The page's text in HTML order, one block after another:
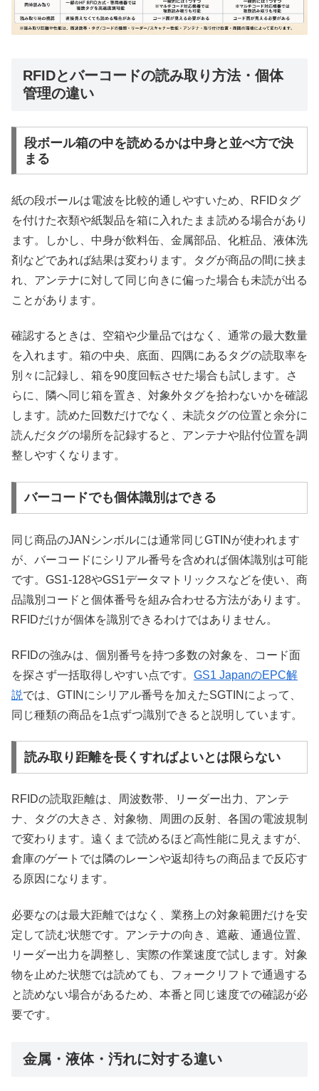
RFIDとバーコードの読み取り方法・個体
管理の違い
段ボール箱の中を読めるかは中身と並べ方で決
まる
紙の段ボールは電波を比較的通しやすいため、RFIDタグ
を付けた衣類や紙製品を箱に入れたまま読める場合があり
ます。しかし、中身が飲料缶、金属部品、化粧品、液体洗
剤などであれば結果は変わります。タグが商品の間に挟ま
れ、アンテナに対して同じ向きに偏った場合も未読が出る
ことがあります。
確認するときは、空箱や少量品ではなく、通常の最大数量
を入れます。箱の中央、底面、四隅にあるタグの読取率を
別々に記録し、箱を90度回転させた場合も試します。さ
らに、隣へ同じ箱を置き、対象外タグを拾わないかを確認
します。読めた回数だけでなく、未読タグの位置と余分に
読んだタグの場所を記録すると、アンテナや貼付位置を調
整しやすくなります。
バーコードでも個体識別はできる
同じ商品のJANシンボルには通常同じGTINが使われます
が、バーコードにシリアル番号を含めれば個体識別は可能
です。GS1-128やGS1データマトリックスなどを使い、商
品識別コードと個体番号を組み合わせる方法があります。
RFIDだけが個体を識別できるわけではありません。
RFIDの強みは、個別番号を持つ多数の対象を、コード面
を探さず一括取得しやすい点です。 GS1 JapanのEPC解
説では、GTINにシリアル番号を加えたSGTINによって、
同じ種類の商品を1点ずつ識別できると説明しています。
読み取り距離を長くすればよいとは限らない
RFIDの読取距離は、周波数帯、リーダー出力、アンテ
ナ、タグの大きさ、対象物、周囲の反射、各国の電波規制
で変わります。遠くまで読めるほど高性能に見えますが、
倉庫のゲートでは隣のレーンや返却待ちの商品まで反応す
る原因になります。
必要なのは最大距離ではなく、業務上の対象範囲だけを安
定して読む状態です。アンテナの向き、遮蔽、通過位置、
リーダー出力を調整し、実際の作業速度で試します。対象
物を止めた状態では読めても、フォークリフトで通過する
と読めない場合があるため、本番と同じ速度での確認が必
要です。
金属・液体・汚れに対する違い